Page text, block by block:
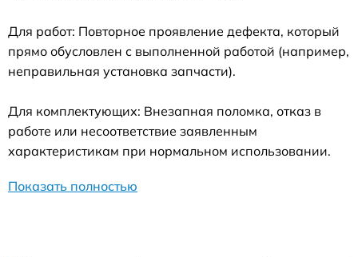
Для работ: Повторное проявление дефекта, который
прямо обусловлен с выполненной работой (например,
неправильная установка запчасти).
Для комплектующих: Внезапная поломка, отказ в
работе или несоответствие заявленным
характеристикам при нормальном использовании.
Показать полностью